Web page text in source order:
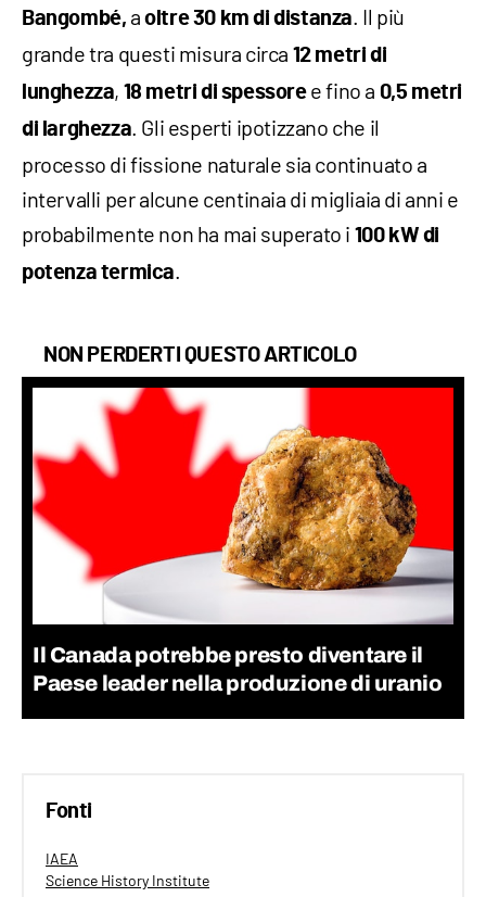
Bangombé, aoltre 30 km di distanza . Il più
grande tra questi misura circa 12 metri di
lunghezza, 18 metri di spessoree fino a 0,5 metri
di larghezza . Gli esperti ipotizzano che il
processo di fissione naturale sia continuato a
intervalli per alcune centinaia di migliaia di anni e
probabilmente non ha mai superato i 100 kW di
potenza termica
NON PERDERTI QUESTO ARTICOLO
Il Canada potrebbe presto diventare il
Paese leader nella produzione di uranio
Fonti
IAEA
Science History Institute